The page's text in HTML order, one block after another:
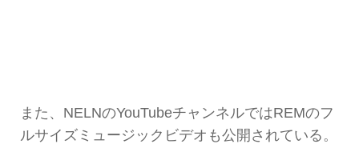
また、NELNのYouTubeチャンネルではREMのフ
ルサイズミュージックビデオも公開されている。